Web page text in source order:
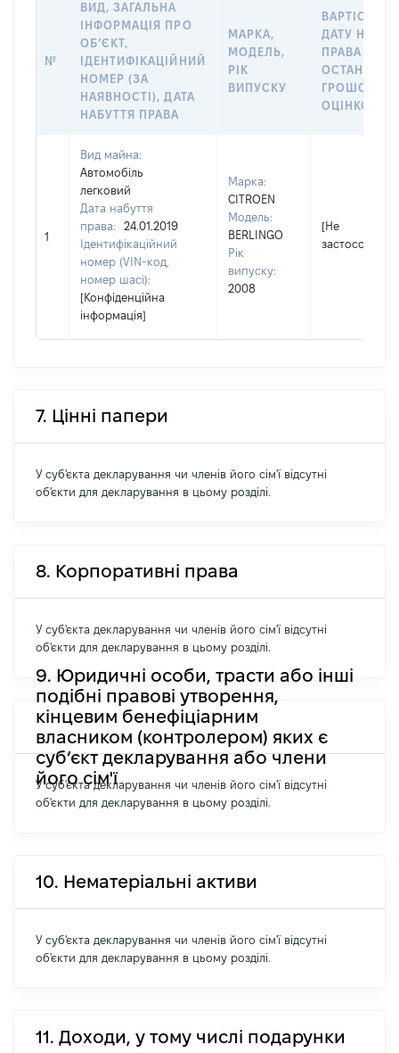
№
ВИД, ЗАГАЛЬНА
ІНФОРМАЦІЯ ПРО
ОБʼЄКТ,
ІДЕНТИФІКАЦІЙНИЙ
НОМЕР (ЗА
НАЯВНОСТІ), ДАТА
НАБУТТЯ ПРАВА
МАРКА,
МОДЕЛЬ,
РІК
ВИПУСКУ
ВАРТІСТЬ
ДАТУ
ПРАВА АБО
ГРОШОВОЮ
ОЦІНКОЮ,
1
Вид майна:
Автомобіль
легковий
Дата набуття
права:
24.01.2019
Ідентифікаційний
номер (VIN-код,
номер шасі):
[Конфіденційна
інформація]
Марка:
CITROEN
Модель:
BERLINGO
Рік
випуску:
2008
[Не
7. Цінні папери
У суб'єкта декларування чи членів його сім'ї відсутні
об'єкти для декларування в цьому розділі.
8. Корпоративні права
У суб'єкта декларування чи членів його сім'ї відсутні
об'єкти для декларування в цьому розділі.
9. Юридичні особи, трасти або інші
подібні правові утворення,
кінцевим бенефіціарним
власником (контролером) яких є
суб’єкт декларування або члени
його сім'ї
У суб'єкта декларування чи членів його сім'ї відсутні
об'єкти для декларування в цьому розділі.
10. Нематеріальні активи
У суб'єкта декларування чи членів його сім'ї відсутні
об'єкти для декларування в цьому розділі.
11. Доходи, у тому числі подарунки